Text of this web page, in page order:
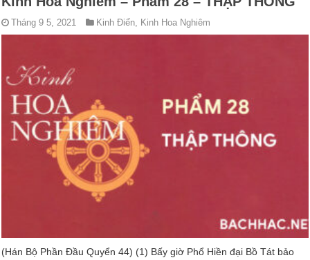
Tháng 9 5, 2021 Kinh Điển, Kinh Hoa Nghiêm
(Hán Bộ Phần Ðầu Quyển 44) (1) Bấy giờ Phổ Hiền đại Bồ Tát bảo